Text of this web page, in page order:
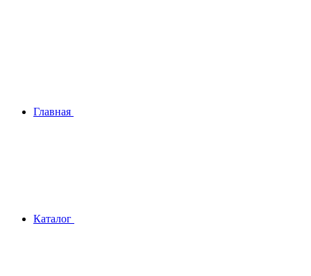
Главная
Каталог